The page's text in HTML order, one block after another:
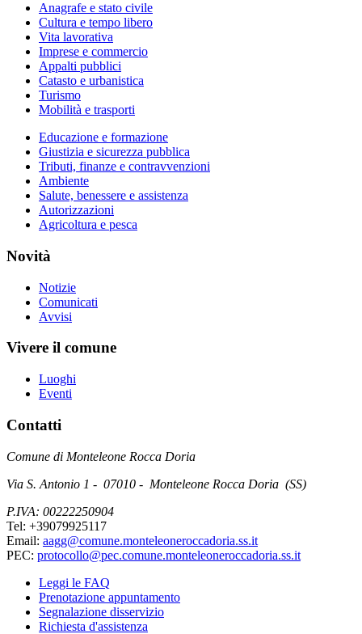
Anagrafe e stato civile
Cultura e tempo libero
Vita lavorativa
Imprese e commercio
Appalti pubblici
Catasto e urbanistica
Turismo
Mobilità e trasporti
Educazione e formazione
Giustizia e sicurezza pubblica
Tributi, finanze e contravvenzioni
Ambiente
Salute, benessere e assistenza
Autorizzazioni
Agricoltura e pesca
Novità
Notizie
Comunicati
Avvisi
Vivere il comune
Luoghi
Eventi
Contatti
Comune di Monteleone Rocca Doria
Via S. Antonio 1 - 07010 - Monteleone Rocca Doria (SS)
P.IVA: 00222250904
Tel: +39079925117
Email: aagg@comune.monteleoneroccadoria.ss.it
PEC: protocollo@pec.comune.monteleoneroccadoria.ss.it
Leggi le FAQ
Prenotazione appuntamento
Segnalazione disservizio
Richiesta d'assistenza